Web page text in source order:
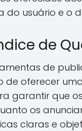
do usuário e o
de
de
de oferecer
garantir que
os
claras e